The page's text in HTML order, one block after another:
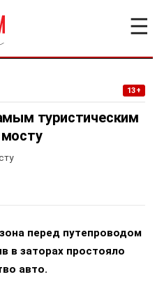
☰
13+
туристическим
перед путепроводом
в заторах простояло
авто.